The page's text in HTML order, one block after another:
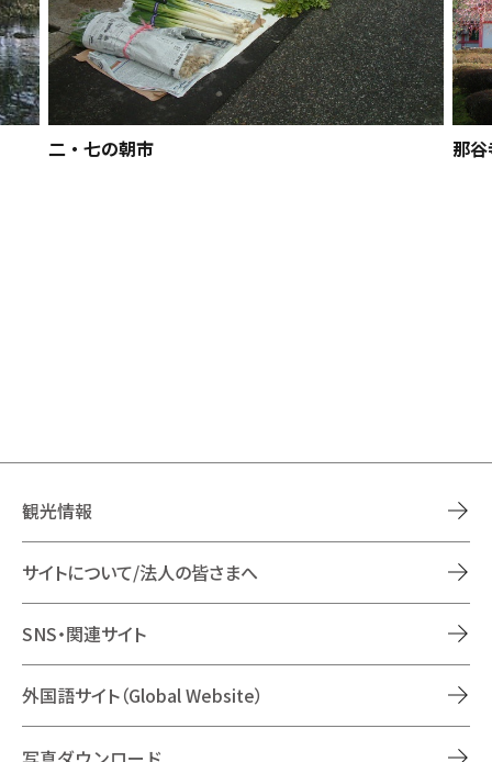
二・七の朝市 那
観光情報
サイトについて/法人の皆さまへ
SNS・関連サイト
外国語サイト（Global Website）